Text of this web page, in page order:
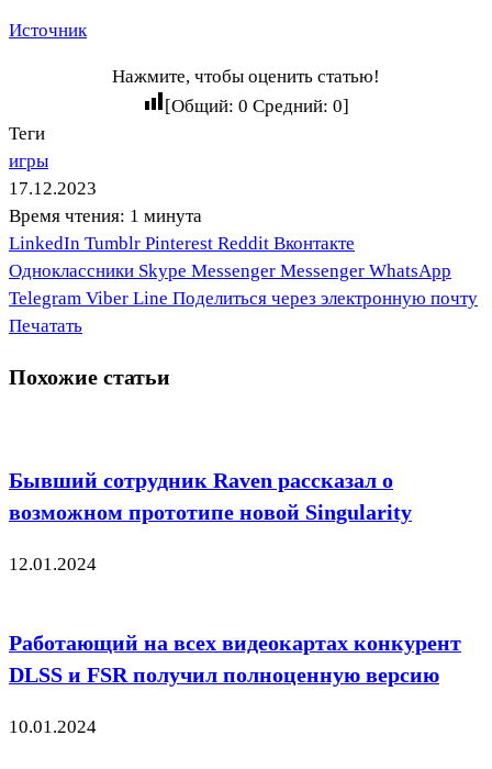
Источник
Нажмите, чтобы оценить статью!
[Общий: 0 Средний: 0]
Теги
игры
17.12.2023
Время чтения: 1 минута
LinkedIn Tumblr Pinterest Reddit Вконтакте
Одноклассники Skype Messenger Messenger WhatsApp
Telegram Viber Line Поделиться через электронную почту
Печатать
Похожие статьи
Бывший сотрудник Raven рассказал о
возможном прототипе новой Singularity
12.01.2024
Работающий на всех видеокартах конкурент
DLSS и FSR получил полноценную версию
10.01.2024